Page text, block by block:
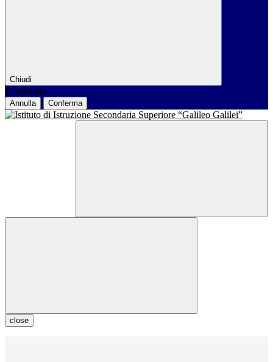
Chiudi
Conferma
Annulla Conferma
close